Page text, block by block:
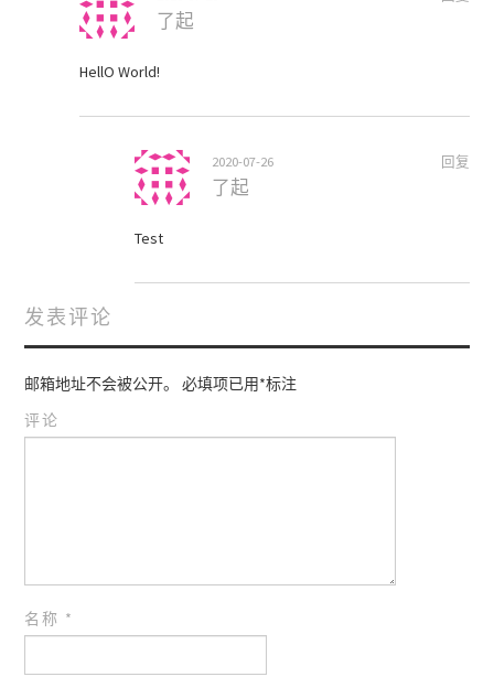
了起
HellO World!
回复
2020-07-26
了起
Test
发表评论
邮箱地址不会被公开。 必填项已用*标注
评论
名称 *